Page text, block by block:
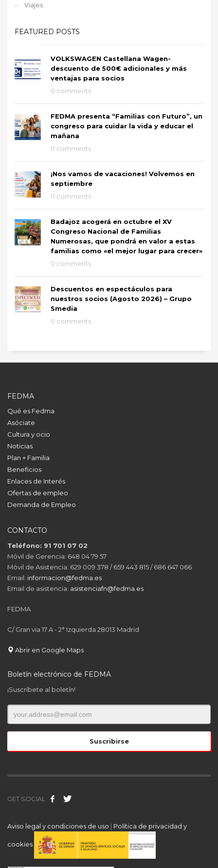
Viajes
FEATURED POSTS
VOLKSWAGEN Castellana Wagen-
descuento de 500€ adicionales y más
ventajas para socios
0 comments
FEDMA presenta “Familias con Futuro”, un
congreso para cuidar la vida y educar el
mañana
0 comments
¡Nos vamos de vacaciones! Volvemos en
septiembre
0 comments
Badajoz acogerá en octubre el XV
Congreso Nacional de Familias
Numerosas, que pondrá en valor a estas
familias como «el mejor lugar para crecer»
0 comments
Descuentos en espectáculos para
nuestros socios (Agosto 2026) – Grupo
Smedia
0 comments
FEDMA
Qué es Fedma
Asóciate
Cultura y ocio
Noticias
Plan + Familia
Beneficios
Enlaces de Interés
Ofertas de empleo
Demanda de Empleo
CONTACTO
Teléfono: 91 701 07 02
Móvil de Gerencia: 648 04 79 57
Móvil de Asistencia: 629 009 378 / 659 443 815 / 686 647 066
Email: informacion@fedma.es
Email de asistencia: asistenciafn@fedma.es
FEDMA
C/ Gran via 17 A - 2° Izquierda 28013 Madrid
Abrir en Google Maps
Boletín electrónico de FEDMA
¡Suscríbete al boletín!
GET SOCIAL
Aviso legal y condiciones de uso | Política de privacidad y
cookies